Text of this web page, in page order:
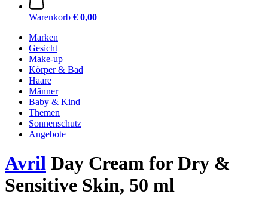
Warenkorb € 0,00
Marken
Gesicht
Make-up
Körper & Bad
Haare
Männer
Baby & Kind
Themen
Sonnenschutz
Angebote
Avril Day Cream for Dry &
Sensitive Skin, 50 ml